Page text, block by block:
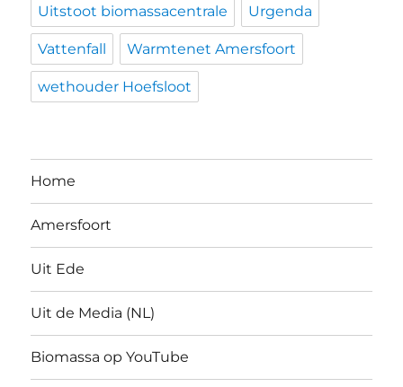
Uitstoot biomassacentrale Urgenda
Vattenfall Warmtenet Amersfoort
wethouder Hoefsloot
Home
Amersfoort
Uit Ede
Uit de Media (NL)
Biomassa op YouTube